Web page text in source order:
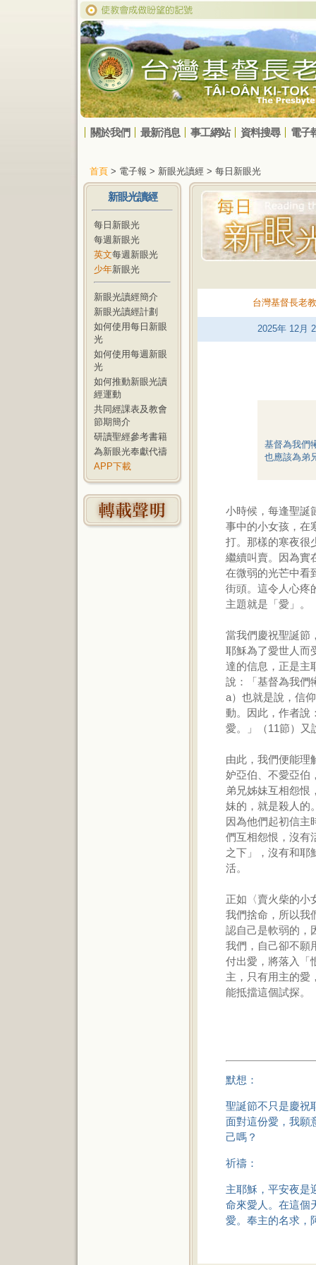
關於我們 最新消息 事工網站 資料搜尋 電子
首頁 > 電子報 > 新眼光讀經 > 每日新眼光
新眼光讀經
每日新眼光
每週新眼光
英文每週新眼光
少年新眼光
新眼光讀經簡介
新眼光讀經計劃
如何使用每日新眼
光
如何使用每週新眼
光
如何推動新眼光讀
經運動
共同經課表及教會
節期簡介
研讀聖經參考書籍
為新眼光奉獻代禱
APP下載
台灣基督長老
2025年 12月
基督為我們
也應該為弟
小時候，每逢聖誕
事中的小女孩，在
打。那樣的寒夜很
繼續叫賣。因為實
在微弱的光芒中看
街頭。這令人心疼
主題就是「愛」。
當我們慶祝聖誕節
耶穌為了愛世人而
達的信息，正是主
說：「基督為我們
a）也就是說，信
動。因此，作者說
愛。」（11節）又
由此，我們便能理
妒亞伯、不愛亞伯
弟兄姊妹互相怨恨
妹的，就是殺人的
因為他們起初信主
們互相怨恨，沒有
之下」，沒有和耶
活。
正如〈賣火柴的小
我們捨命，所以我
認自己是軟弱的，
我們，自己卻不願
付出愛，將落入「
主，只有用主的愛
能抵擋這個試探。
默想：
聖誕節不只是慶祝
面對這份愛，我願
己嗎？
祈禱：
主耶穌，平安夜是
命來愛人。在這個
愛。奉主的名求，